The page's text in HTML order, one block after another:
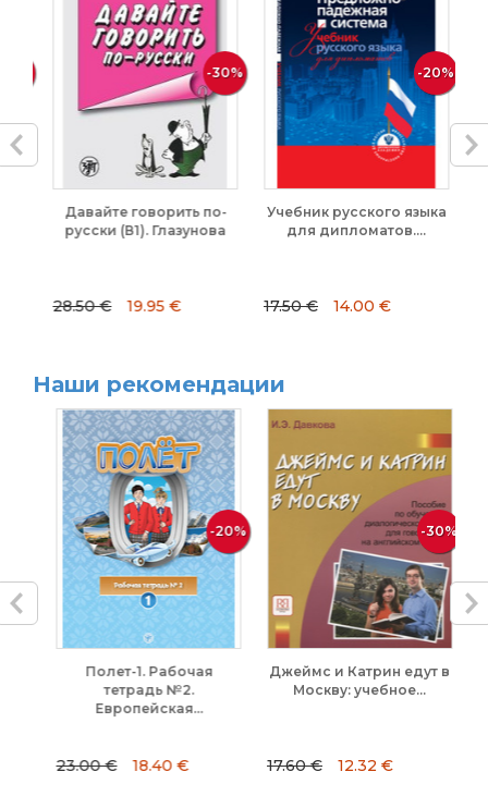
Давайте говорить по-
русски (В1). Глазунова
28.50 € 19.95 €
-30%
Учебник русского языка
для дипломатов....
17.50 € 14.00 €
-20%
Наши рекомендации
Полет-1. Рабочая
тетрадь №2.
Европейская...
23.00 € 18.40 €
-20%
Джеймс и Катрин едут в
Москву: учебное...
17.60 € 12.32 €
-30%